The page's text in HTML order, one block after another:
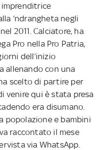
imprenditrice
‘ndrangheta negli
2011. Calciatore, ha
Pro nella Pro Patria,
dell’inizio
allenando con una
scelto di partire per
venire qui è stata presa
era disumano.
popolazione e bambini
raccontato il mese
via WhatsApp.